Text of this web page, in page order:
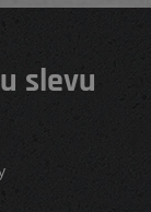
slevu